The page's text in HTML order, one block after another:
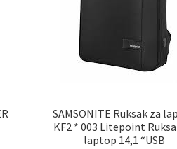
SAMSONITE Ruksak za
KF2 * 003 Litepoint
laptop 14,1 “USB